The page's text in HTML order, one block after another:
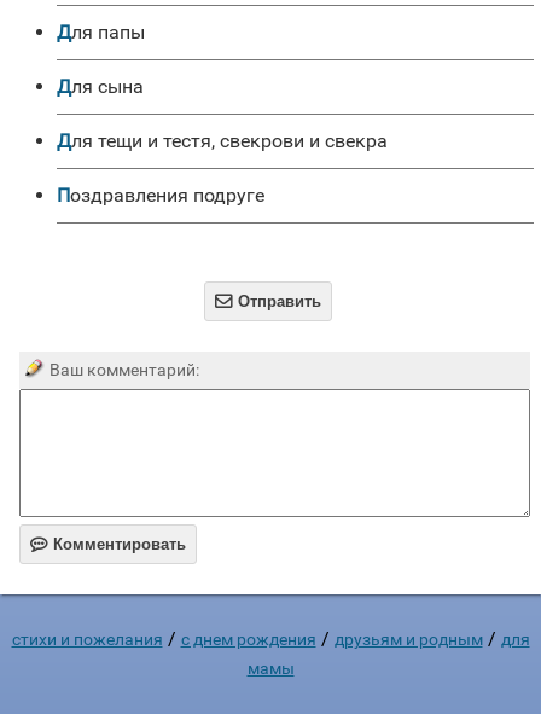
для папы
для сына
для тещи и тестя, свекрови и свекра
Поздравления подруге
 Отправить
Ваш комментарий:
 Комментировать
стихи и пожелания / c днем рождения / друзьям и родным/ для
мамы